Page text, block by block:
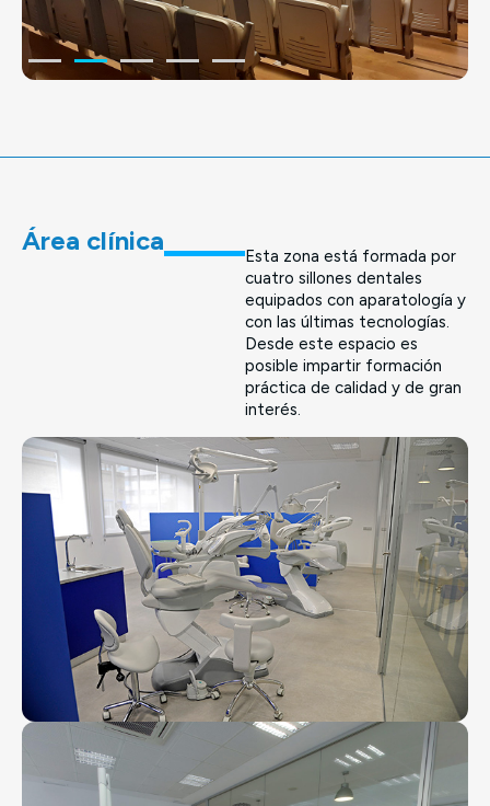
Área clínica
Esta zona está formada por
cuatro sillones dentales
equipados con aparatología y
con las últimas tecnologías.
Desde este espacio es
posible impartir formación
práctica de calidad y de gran
interés.